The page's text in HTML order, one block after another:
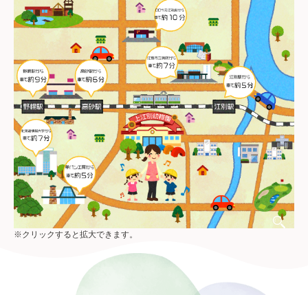
※クリックすると拡大できます。